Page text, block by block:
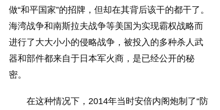
做“和平国家”的招牌，但却在其背后该干的都干了。
海湾战争和南斯拉夫战争等美国为实现霸权战略而
进行了大大小小的侵略战争，被投入的多种杀人武
器和部件都来自于日本军火商，是已经公开的秘
密。
在这种情况下，2014年当时安倍内阁炮制了“防